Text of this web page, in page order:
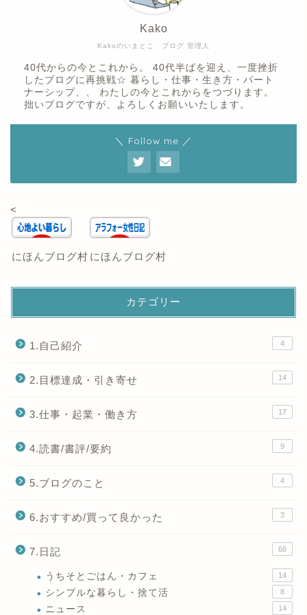
Kakoのいまとこ ブログ 管理人
Kako
40代からの今とこれから。 40代半ばを迎え、一度挫折
したブログに再挑戦☆ 暮らし・仕事・生き方・パート
ナーシップ、、 わたしの今とこれからをつづります。
拙いブログですが、よろしくお願いいたします。
＼ Follow me ／
<
にほんブログ村 にほんブログ村
カテゴリー
1.自己紹介 4
2.目標達成・引き寄せ 14
3.仕事・起業・働き方 17
4.読書/書評/要約 9
5.ブログのこと 4
6.おすすめ/買って良かった 3
7.日記 68
うちそとごはん・カフェ 14
シンプルな暮らし・捨て活 8
ニュース 14